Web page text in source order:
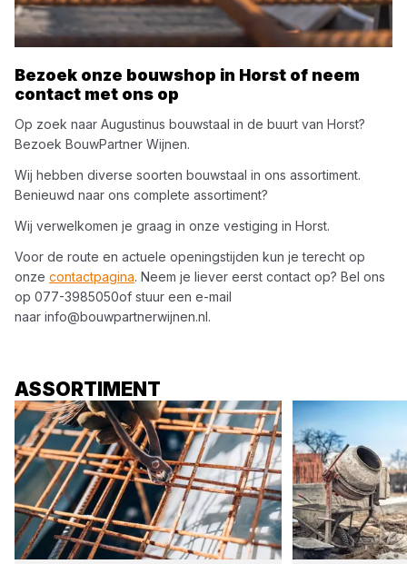
Bezoek onze bouwshop in Horst of neem
contact met ons op
Op zoek naar Augustinus bouwstaal in de buurt van Horst?
Bezoek BouwPartner Wijnen.
Wij hebben diverse soorten bouwstaal in ons assortiment.
Benieuwd naar ons complete assortiment?
Wij verwelkomen je graag in onze vestiging in Horst.
Voor de route en actuele openingstijden kun je terecht op
onze contactpagina. Neem je liever eerst contact op? Bel ons
op 077-3985050of stuur een e-mail
naar info@bouwpartnerwijnen.nl.
ASSORTIMENT